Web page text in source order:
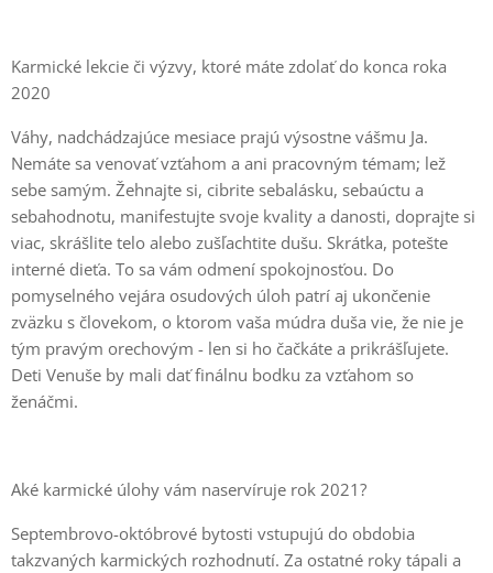
Karmické lekcie či výzvy, ktoré máte zdolať do konca roka
2020
Váhy, nadchádzajúce mesiace prajú výsostne vášmu Ja.
Nemáte sa venovať vzťahom a ani pracovným témam; lež
sebe samým. Žehnajte si, cibrite sebalásku, sebaúctu a
sebahodnotu, manifestujte svoje kvality a danosti, doprajte si
viac, skrášlite telo alebo zušľachtite dušu. Skrátka, potešte
interné dieťa. To sa vám odmení spokojnosťou. Do
pomyselného vejára osudových úloh patrí aj ukončenie
zväzku s človekom, o ktorom vaša múdra duša vie, že nie je
tým pravým orechovým - len si ho čačkáte a prikrášľujete.
Deti Venuše by mali dať finálnu bodku za vzťahom so
ženáčmi.
Aké karmické úlohy vám naservíruje rok 2021?
Septembrovo-októbrové bytosti vstupujú do obdobia
takzvaných karmických rozhodnutí. Za ostatné roky tápali a